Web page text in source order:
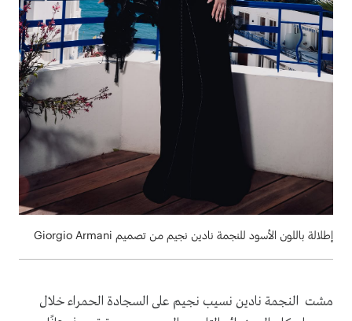
إطلالة باللون الأسود للنجمة نادين نجيم من تصميم Giorgio Armani
مشت النجمة نادين نسيب نجيم على السجادة الحمراء خلال